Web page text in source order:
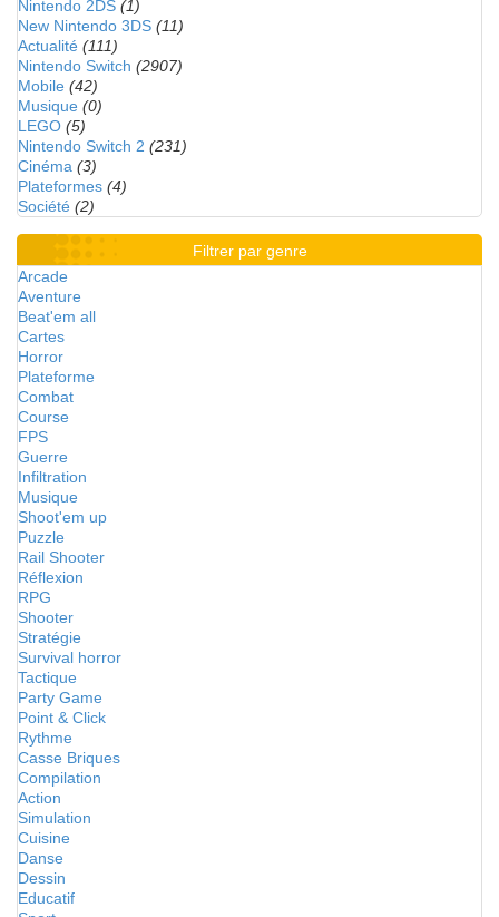
Nintendo 2DS (1)
New Nintendo 3DS (11)
Actualité (111)
Nintendo Switch (2907)
Mobile (42)
Musique (0)
LEGO (5)
Nintendo Switch 2 (231)
Cinéma (3)
Plateformes (4)
Société (2)
Filtrer par genre
Arcade
Aventure
Beat'em all
Cartes
Horror
Plateforme
Combat
Course
FPS
Guerre
Infiltration
Musique
Shoot'em up
Puzzle
Rail Shooter
Réflexion
RPG
Shooter
Stratégie
Survival horror
Tactique
Party Game
Point & Click
Rythme
Casse Briques
Compilation
Action
Simulation
Cuisine
Danse
Dessin
Educatif